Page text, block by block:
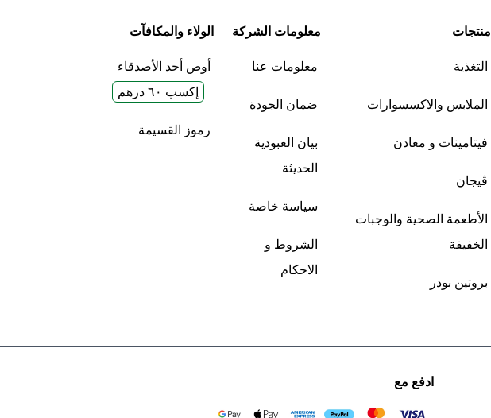
منتجات
التغذية
الملابس والاكسسوارات
فيتامينات و معادن
ڤيجان
الأطعمة الصحية والوجبات
الخفيفة
بروتين بودر
معلومات الشركة
معلومات عنا
ضمان الجودة
بيان العبودية
الحديثة
سياسة خاصة
الشروط و
الاحكام
الولاء والمكافآت
أوص أحد الأصدقاء
إكسب ٦٠ درهم
رموز القسيمة
ادفع مع